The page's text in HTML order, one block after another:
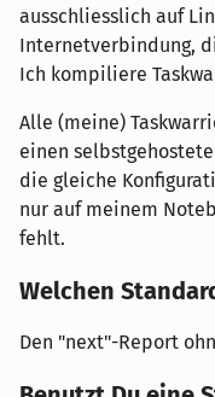
ausschliesslich auf
Internetverbindung,
Ich kompiliere
Alle (meine)
einen
die gleiche
nur auf meinem
fehlt.
Welchen
Den "next"-Report